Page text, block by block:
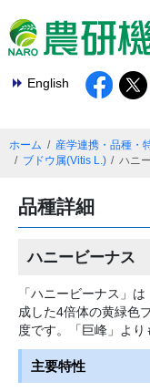
English
ホーム 産学連携・品種・
ブドウ属(Vitis L.)
ハニ
品種詳細
ハニービーナス
「ハニービーナス」
成した4倍体の黄緑色
度です。「巨峰」より
主要特性